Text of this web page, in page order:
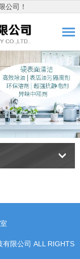
公司！
限公司 ALL RIGHTS